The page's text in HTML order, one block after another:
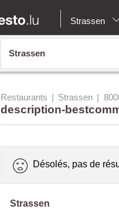
Strassen
Restaurants Strassen
description-
Désolés, pas de
Strassen